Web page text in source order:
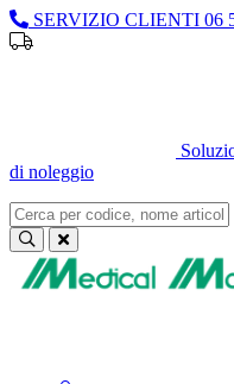
SERVIZIO CLIENTI 06
di noleggio